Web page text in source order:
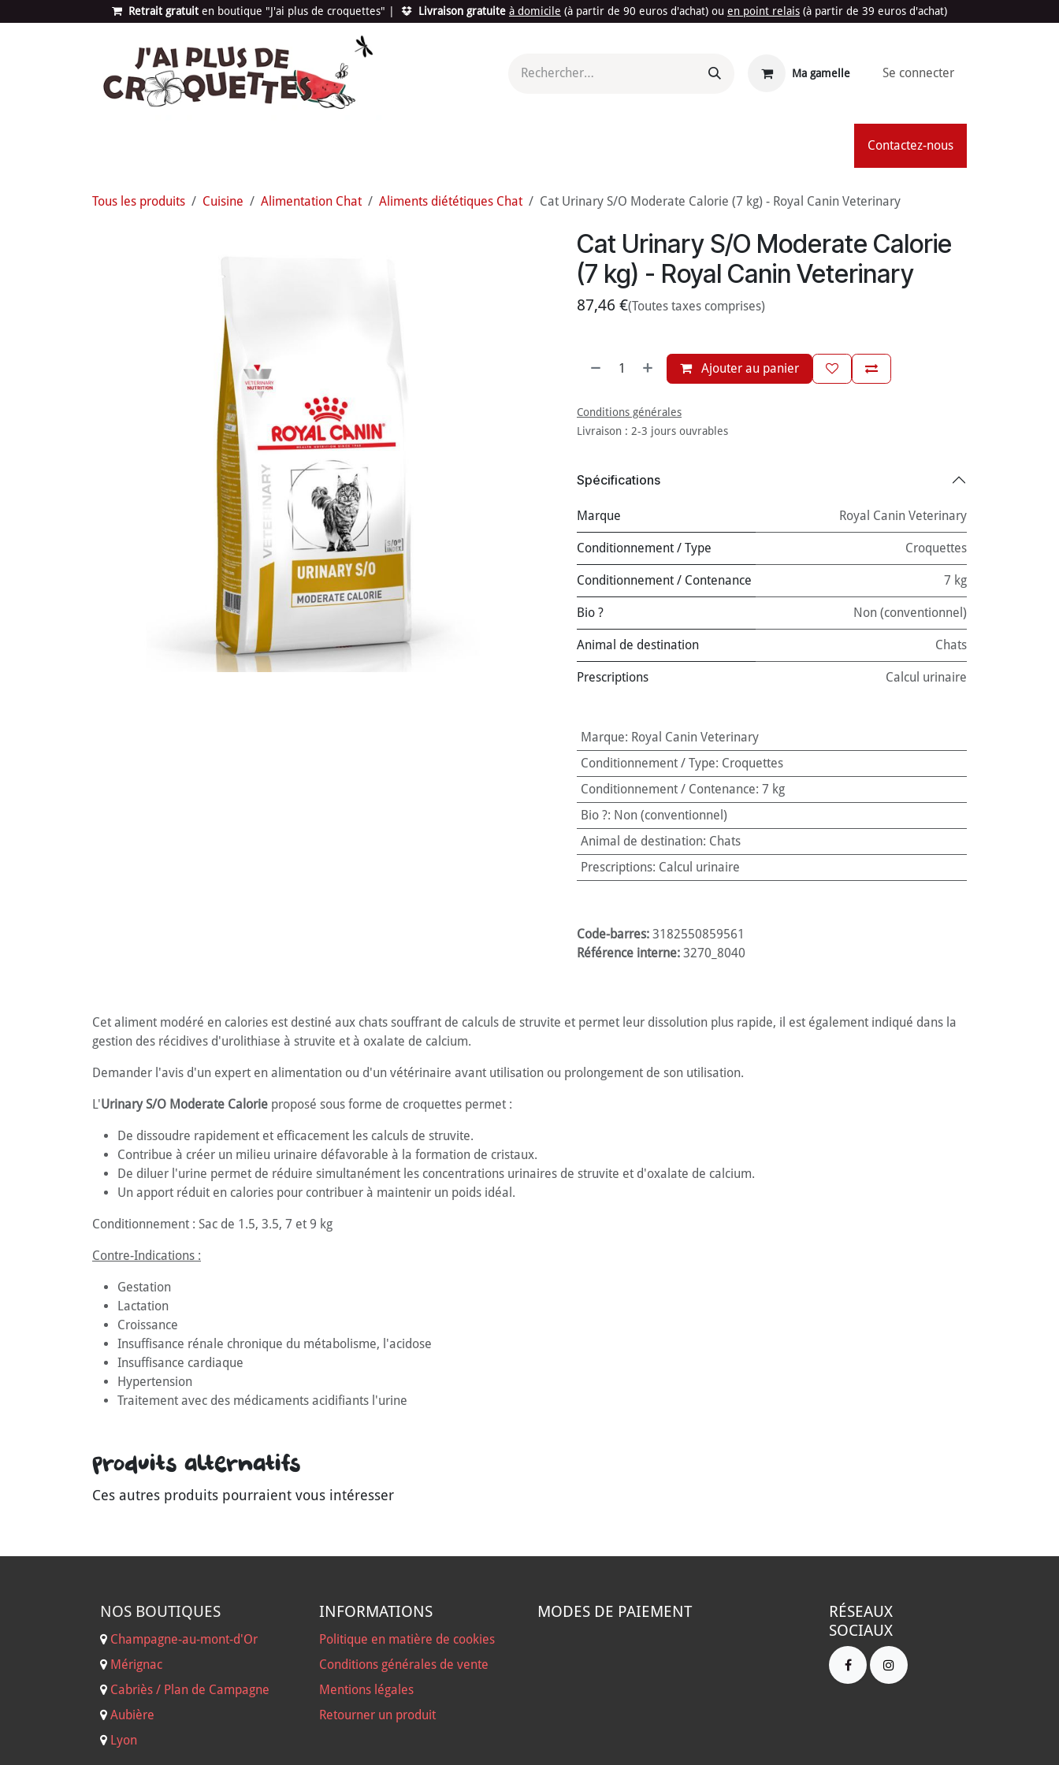
Se rendre au contenu Retrait gratuit en bou​​​​​​tique "J'ai plus de croquettes" Livraison gratuite à domicile (à partir de 90 euros d'achat) ou en point relais (à partir de 39 euros d'achat)
Ma gamelle Se connecter
Contactez-nous
Tous les produits Cuisine Alimentation Chat Aliments diététiques Chat Cat Urinary S/O Moderate Calorie (7 kg) - Royal Canin Veterinary
Cat Urinary S/O Moderate Calorie
(7 kg) - Royal Canin Veterinary
87,46 €(Toutes taxes comprises)
Ajouter au panier
Conditions générales
Livraison : 2-3 jours ouvrables
Spécifications
Marque Royal Canin Veterinary
Conditionnement / Type Croquettes
Conditionnement / Contenance 7 kg
Bio ? Non (conventionnel)
Animal de destination Chats
Prescriptions Calcul urinaire
Marque: Royal Canin Veterinary
Conditionnement / Type: Croquettes
Conditionnement / Contenance: 7 kg
Bio ?: Non (conventionnel)
Animal de destination: Chats
Prescriptions: Calcul urinaire
Code-barres: 3182550859561
Référence interne: 3270_8040
Cet aliment modéré en calories est destiné aux chats souffrant de calculs de struvite et permet leur dissolution plus rapide, il est également indiqué dans la
gestion des récidives d'urolithiase à struvite et à oxalate de calcium.
Demander l'avis d'un expert en alimentation ou d'un vétérinaire avant utilisation ou prolongement de son utilisation.
L'Urinary S/O Moderate Calorie proposé sous forme de croquettes permet :
De dissoudre rapidement et efficacement les calculs de struvite.
Contribue à créer un milieu urinaire défavorable à la formation de cristaux.
De diluer l'urine permet de réduire simultanément les concentrations urinaires de struvite et d'oxalate de calcium.
Un apport réduit en calories pour contribuer à maintenir un poids idéal.
Conditionnement : Sac de 1.5, 3.5, 7 et 9 kg
Contre-Indications :
Gestation
Lactation
Croissance
Insuffisance rénale chronique du métabolisme, l'acidose
Insuffisance cardiaque
Hypertension
Traitement avec des médicaments acidifiants l'urine
Produits alternatifs
Ces autres produits pourraient vous intéresser
NOS BOUTIQUES
Champagne-au-mont-d'Or
Mérignac
Cabriès / Plan de Campagne
Aubière
Lyon
INFORMATIONS
Politique en matière de cookies
Conditions générales de vente
Mentions légales
Retourner un produit
RÉSEAUX
SOCIAUX
MODES DE PAIEMENT